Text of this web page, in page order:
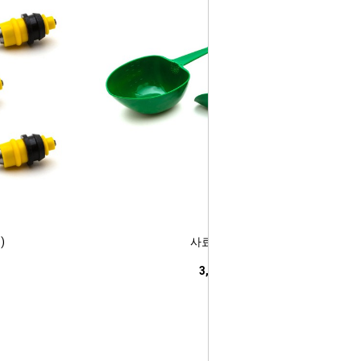
사료 바가지
3,000원